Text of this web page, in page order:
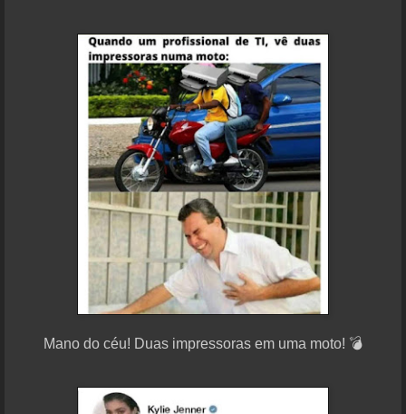
Mano do céu! Duas impressoras em uma moto! 💣